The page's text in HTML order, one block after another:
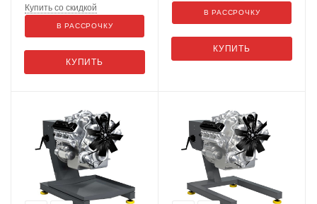
КУПИТЬ
Купить со скидкой
В РАССРОЧКУ
КУПИТЬ
В РАССРОЧКУ